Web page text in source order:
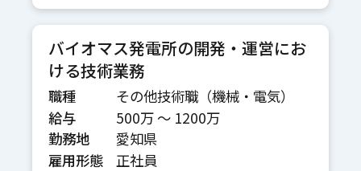
バイオマス発電所の開発・運営にお
ける技術業務
職種
その他技術職（機械・電気）
給与
500万 〜 1200万
勤務地
愛知県
雇用形態
正社員